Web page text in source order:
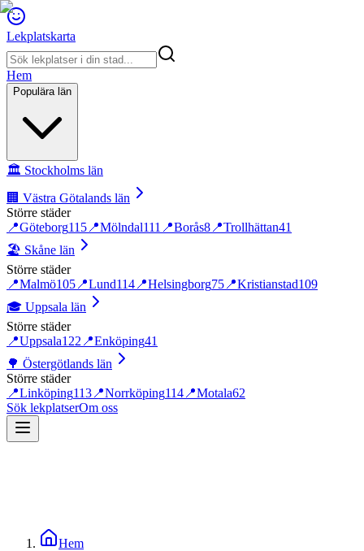
Lekplatskarta
Hem
Populära län
🏛️ Stockholms län
🏢 Västra Götalands län
Större städer
📍Göteborg115 📍Mölndal111 📍Borås8 📍Trollhättan41
🏖️ Skåne län
Större städer
📍Malmö105 📍Lund114 📍Helsingborg75 📍Kristianstad109
🎓 Uppsala län
Större städer
📍Uppsala122 📍Enköping41
🌳 Östergötlands län
Större städer
📍Linköping113 📍Norrköping114 📍Motala62
Sök lekplatserOm oss
Hem